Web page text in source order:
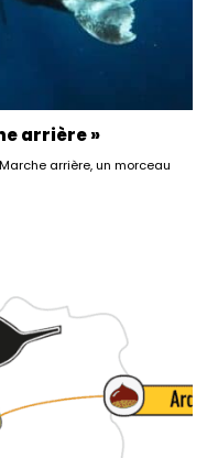
arrière »
arrière, un morceau